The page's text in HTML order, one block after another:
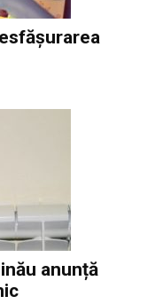
anunță